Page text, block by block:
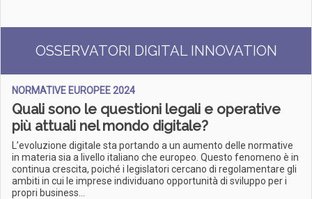
OSSERVATORI DIGITAL INNOVATION
NORMATIVE EUROPEE 2024
Quali sono le questioni legali e operative
più attuali nel mondo digitale?
L’evoluzione digitale sta portando a un aumento delle normative
in materia sia a livello italiano che europeo. Questo fenomeno è in
continua crescita, poiché i legislatori cercano di regolamentare gli
ambiti in cui le imprese individuano opportunità di sviluppo per i
propri business...